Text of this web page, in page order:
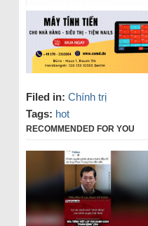
Filed in: Chính trị
Tags: hot
RECOMMENDED FOR YOU